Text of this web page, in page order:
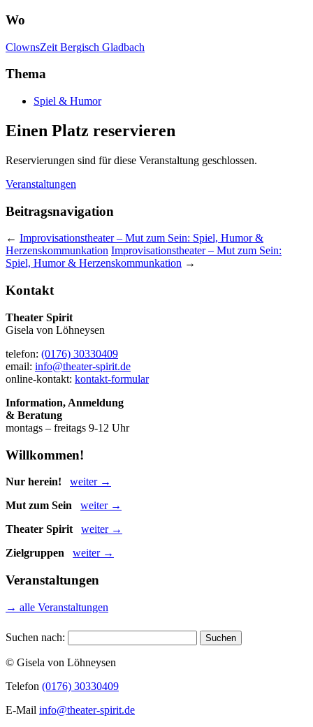
Wo
ClownsZeit Bergisch Gladbach
Thema
Spiel & Humor
Einen Platz reservieren
Reservierungen sind für diese Veranstaltung geschlossen.
Veranstaltungen
Beitragsnavigation
← Improvisationstheater – Mut zum Sein: Spiel, Humor &
Herzenskommunkation Improvisationstheater – Mut zum Sein:
Spiel, Humor & Herzenskommunkation →
Kontakt
Theater Spirit
Gisela von Löhneysen
telefon: (0176) 30330409
email: info@theater-spirit.de
online-kontakt: kontakt-formular
Information, Anmeldung
& Beratung
montags – freitags 9-12 Uhr
Willkommen!
Nur herein!
weiter →
Mut zum Sein
weiter →
Theater Spirit
weiter →
Zielgruppen
weiter →
Veranstaltungen
→ alle Veranstaltungen
Suchen nach:
© Gisela von Löhneysen
Telefon (0176) 30330409
E-Mail info@theater-spirit.de